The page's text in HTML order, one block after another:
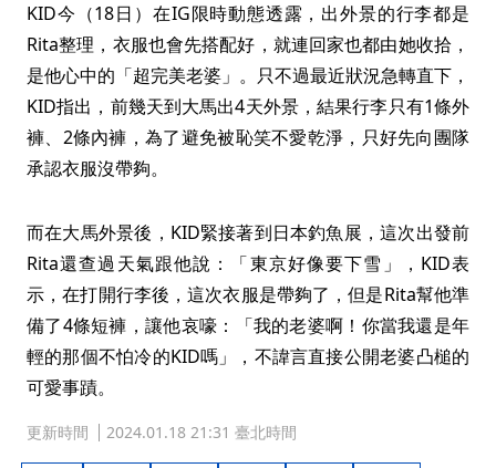
KID今（18日）在IG限時動態透露，出外景的行李都是
Rita整理，衣服也會先搭配好，就連回家也都由她收拾，
是他心中的「超完美老婆」。只不過最近狀況急轉直下，
KID指出，前幾天到大馬出4天外景，結果行李只有1條外
褲、2條內褲，為了避免被恥笑不愛乾淨，只好先向團隊
承認衣服沒帶夠。
而在大馬外景後，KID緊接著到日本釣魚展，這次出發前
Rita還查過天氣跟他說：「東京好像要下雪」，KID表
示，在打開行李後，這次衣服是帶夠了，但是Rita幫他準
備了4條短褲，讓他哀嚎：「我的老婆啊！你當我還是年
輕的那個不怕冷的KID嗎」，不諱言直接公開老婆凸槌的
可愛事蹟。
更新時間 2024.01.18 21:31 臺北時間